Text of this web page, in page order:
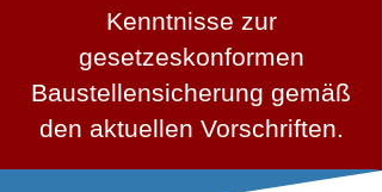
Kenntnisse zur
gesetzeskonformen
Baustellensicherung gemäß
den aktuellen Vorschriften.